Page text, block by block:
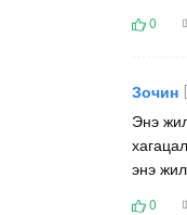
0
Зочин
Энэ
энэ
0